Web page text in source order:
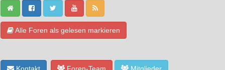
Alle Foren als gelesen markieren
Kontakt Foren-Team Mitglieder